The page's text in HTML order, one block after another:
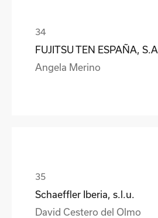
FUJITSU TEN ESPAÑA, S.A.
Angela Merino
Schaeffler Iberia, s.l.u.
David Cestero del Olmo